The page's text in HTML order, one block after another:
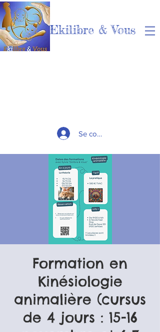
Ekilibre & Vous
Se connecter
Formation en
Kinésiologie
animalière (cursus
de 4 jours : 15-16